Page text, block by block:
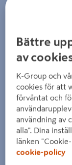
Detaljerad
Bättre
av
K-Group och
cookies för att
förväntat och
användning av
alla". Dina
länken
cookie-policy